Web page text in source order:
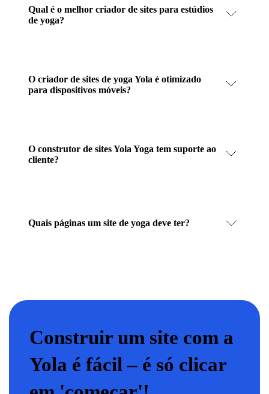
Qual é o melhor criador de sites para estúdios
de yoga?
O criador de sites de yoga Yola é otimizado
para dispositivos móveis?
O construtor de sites Yola Yoga tem suporte ao
cliente?
Quais páginas um site de yoga deve ter?
Construir um site com a
Yola é fácil – é só clicar